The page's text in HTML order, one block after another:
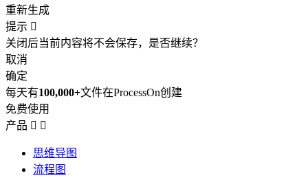
重新生成
提示 
关闭后当前内容将不会保存，是否继续？
取消
确定
每天有100,000+文件在ProcessOn创建
免费使用
产品  
思维导图
流程图